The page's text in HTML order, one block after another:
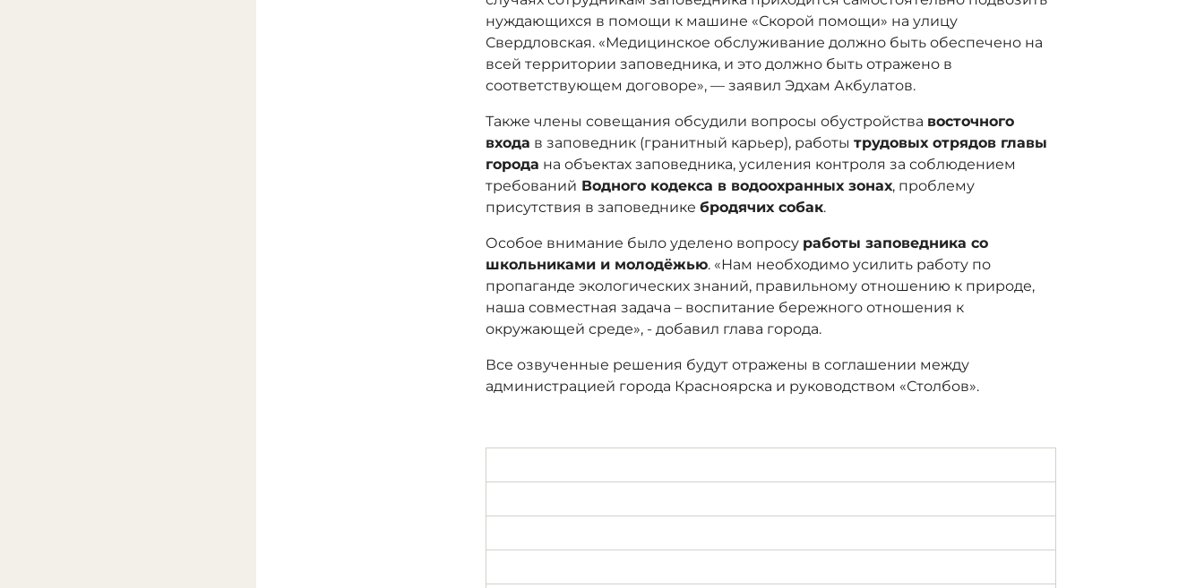
нуждающихся в помощи к машине «Скорой помощи» на улицу
Свердловская. «Медицинское обслуживание должно быть обеспечено на
всей территории заповедника, и это должно быть отражено в
соответствующем договоре», — заявил Эдхам Акбулатов.
Также члены совещания обсудили вопросы обустройства восточного
входа в заповедник (гранитный карьер), работытрудовых отрядов главы
города на объектах заповедника, усиления контроля за соблюдением
требований Водного кодекса в водоохранных зонах, проблему
присутствия в заповедникебродячих собак.
Особое внимание было уделено вопросу работы заповедника со
школьниками и молодёжью. «Нам необходимо усилить работу по
пропаганде экологических знаний, правильному отношению к природе,
наша совместная задача – воспитание бережного отношения к
окружающей среде», - добавил глава города.
Все озвученные решения будут отражены в cоглашении между
администрацией города Красноярска и руководством «Столбов».